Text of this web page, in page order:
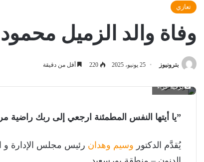
تعازي
وفاة والد الزميل
بترونيوز 25 يونيو، 2025 220 أقل من دقيقة
برقية عزاء
”يا أيتها النفس المطمئنة ارجعي إلى ربك
يُقدَّم الدكتور وسيم وهدان رئيس مجلس الإدارة و